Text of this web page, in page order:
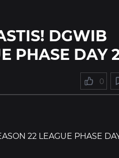
DGWIB
PHASE DAY
0
22 LEAGUE PHASE